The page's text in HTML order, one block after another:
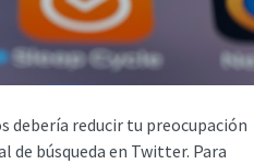
debería reducir tu preocupación
búsqueda en Twitter. Para